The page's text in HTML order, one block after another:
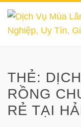
THẺ:
RỒNG
RẺ TẠI